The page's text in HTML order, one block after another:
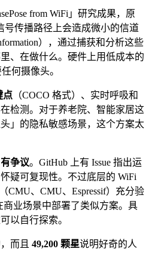
from WiFi」研究成果，原
号传播路径上会造成微小的信道
），通过捕获和分析这些
、在做什么。硬件上用低成本的
何摄像头。
点 （COCO 格式）、实时呼吸和
检测。对于养老院、智能家居这
」的隐私敏感场景，这个方案太
有争议。GitHub 上有 Issue 指出运
疑可复现性。不过底层的 WiFi
CMU、CMU、Espressif）充分验
商业场景中部署了类似方案。具
以自行探索。
而且 49,200 颗星说明好奇的人